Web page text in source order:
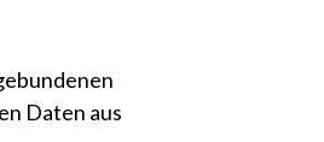
Daten aus